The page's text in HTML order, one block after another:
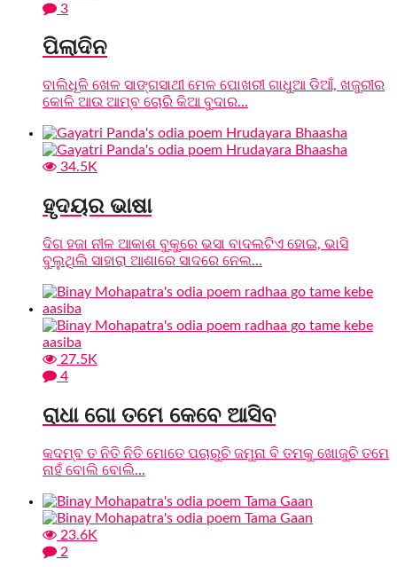
3
ପିଲାଦିନ
ବାଲିଧୂଳି ଖେଳ ସାଙ୍ଗସାଥୀ ମେଳ ପୋଖରୀ ଗାଧୁଆ ଡିଆଁ, ଖଜୁରୀର
କୋଳି ଆଉ ଆମ୍ବ ଚୋରି କିଆ ବୁଦାର...
34.5K
ହୃଦୟର ଭାଷା
ଦିଗ ହଜା ନୀଳ ଆକାଶ ବୁକୁରେ ଭସା ବାଦଲଟିଏ ହୋଇ, ଭାସି
ବୁଲୁଥିଲି ସାହାରା ଆଶାରେ ସାଦରେ ନେଲ...
27.5K
4
ରାଧା ଗୋ ତମେ କେବେ ଆସିବ
କଦମ୍ବ ତ ନିତି ନିତି ମୋତେ ପଚାରୁଚି ଜମୁନା ବି ତମକୁ ଖୋଜୁଚି ତମେ
ନାହଁ ବୋଲି ବୋଲି...
23.6K
2